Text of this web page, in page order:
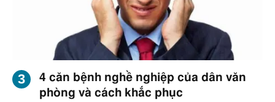
4 căn bệnh nghề nghiệp của dân văn
phòng và cách khắc phục